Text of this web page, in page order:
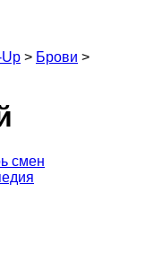
> Брови >
смен